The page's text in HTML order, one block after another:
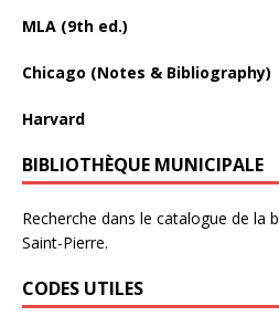
MLA (9th ed.)
Chicago (Notes & Bibliography)
Harvard
BIBLIOTHÈQUE MUNICIPALE
Recherche dans le catalogue de la
Saint-Pierre.
CODES UTILES